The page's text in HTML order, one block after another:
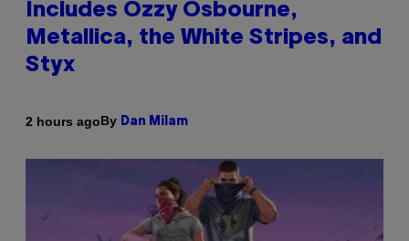
Includes Ozzy Osbourne,
Metallica, the White Stripes, and
Styx
2 hours agoBy Dan Milam